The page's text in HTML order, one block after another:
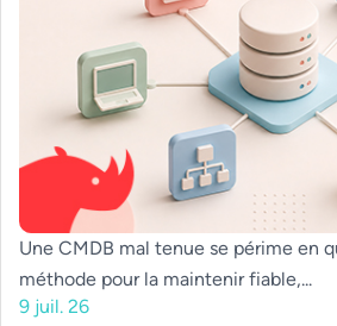
Une CMDB mal tenue se périme en
méthode pour la maintenir fiable,...
9 juil. 26